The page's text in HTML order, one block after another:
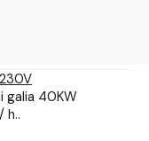
galia 40KW
h..